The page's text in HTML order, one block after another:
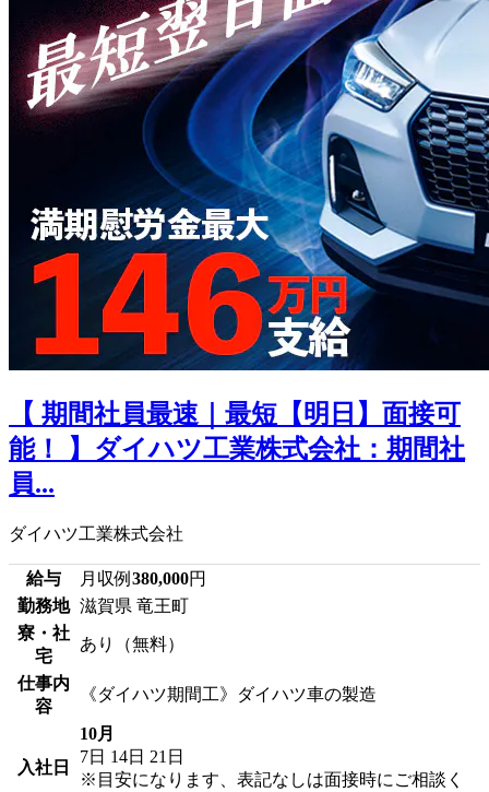
【 期間社員最速｜最短【明日】面接可
能！ 】ダイハツ工業株式会社：期間社
員...
ダイハツ工業株式会社
給与 月収例 380,000円
勤務地 滋賀県 竜王町
寮・社
宅
あり（無料）
仕事内
容
《ダイハツ期間工》ダイハツ車の製造
入社日
10月
7日 14日 21日
※目安になります、表記なしは面接時にご相談く